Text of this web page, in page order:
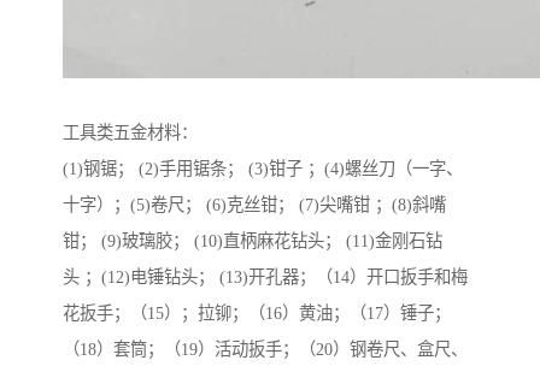
工具类五金材料：
(1)钢锯； (2)手用锯条； (3)钳子 ；(4)螺丝刀（一字、
十字）；(5)卷尺； (6)克丝钳； (7)尖嘴钳 ；(8)斜嘴
钳； (9)玻璃胶； (10)直柄麻花钻头； (11)金刚石钻
头 ；(12)电锤钻头； (13)开孔器；（14）开口扳手和梅
花扳手；（15）；拉铆；（16）黄油；（17）锤子；
（18）套筒；（19）活动扳手；（20）钢卷尺、盒尺、